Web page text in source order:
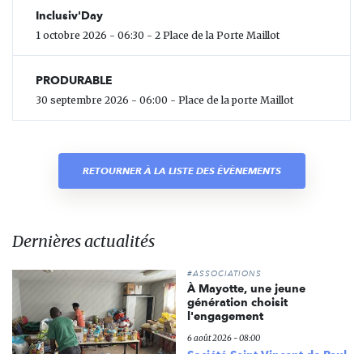
Inclusiv'Day
1 octobre 2026 - 06:30 - 2 Place de la Porte Maillot
PRODURABLE
30 septembre 2026 - 06:00 - Place de la porte Maillot
RETOURNER À LA LISTE DES ÉVÈNEMENTS
Dernières actualités
#ASSOCIATIONS
À Mayotte, une jeune
génération choisit
l'engagement
6 août 2026 - 08:00